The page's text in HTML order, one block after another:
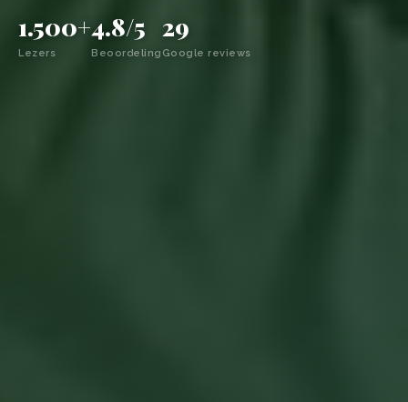
1.500+
Lezers
4.8/5
Beoordeling
29
Google reviews